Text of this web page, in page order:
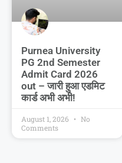
Purnea University
PG 2nd Semester
Admit Card 2026
out – जारी हुआ एडमिट
कार्ड अभी अभी!
August 1, 2026
No
Comments